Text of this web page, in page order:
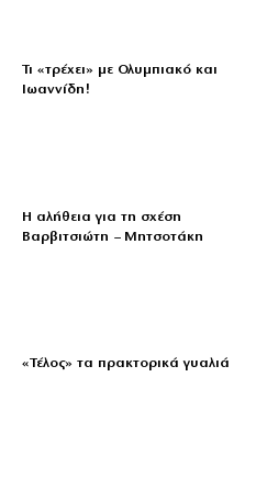
Τι «τρέχει» με Ολυμπιακό και
Ιωαννίδη!
Η αλήθεια για τη σχέση
Βαρβιτσιώτη – Μητσοτάκη
«Τέλος» τα πρακτορικά γυαλιά